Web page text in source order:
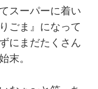
スーパーに着い
ごま』になって
にまだたくさん
末。